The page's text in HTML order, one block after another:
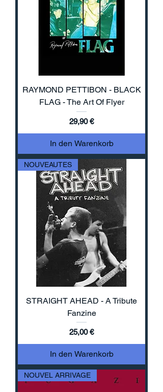
RAYMOND PETTIBON - BLACK
FLAG - The Art Of Flyer
Preis
29,90 €
In den Warenkorb
NOUVEAUTES
STRAIGHT AHEAD - A Tribute
Fanzine
Preis
25,00 €
In den Warenkorb
NOUVEL ARRIVAGE